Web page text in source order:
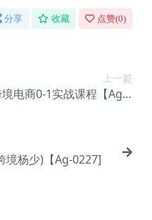
分享 收藏 点赞(0)
上一篇
电商0-1实战课程【Ag-0
境杨少)【Ag-0227]